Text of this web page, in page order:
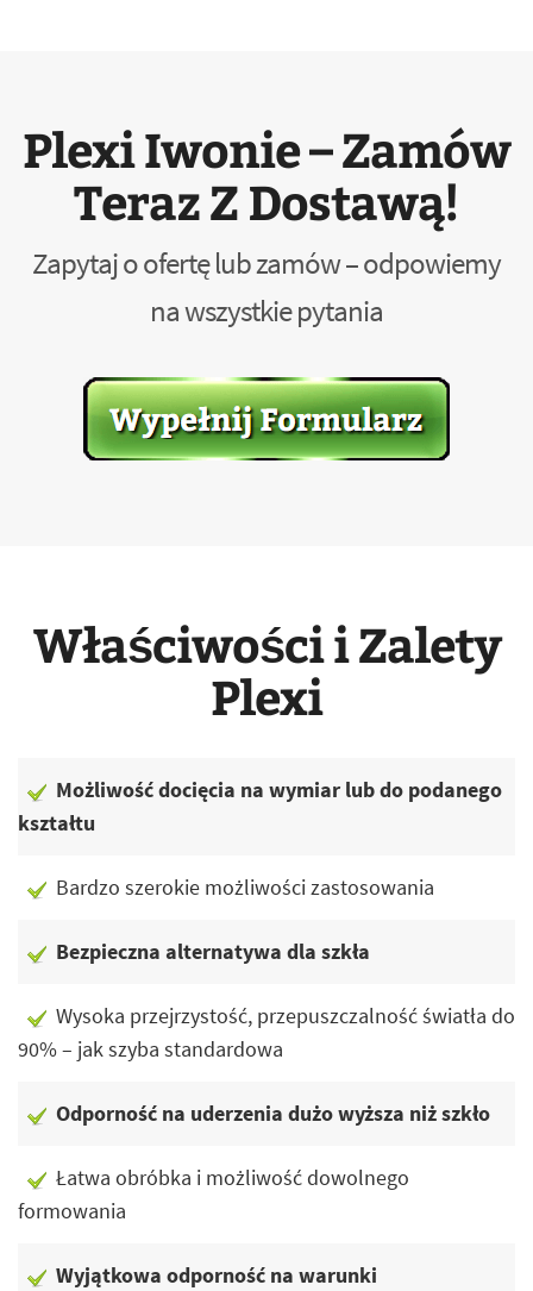
Plexi Iwonie – Zamów
Teraz Z Dostawą!
Zapytaj o ofertę lub zamów – odpowiemy
na wszystkie pytania
Właściwości i Zalety
Plexi
Możliwość docięcia na wymiar lub do podanego
kształtu
Bardzo szerokie możliwości zastosowania
Bezpieczna alternatywa dla szkła
Wysoka przejrzystość, przepuszczalność światła do
90% – jak szyba standardowa
Odporność na uderzenia dużo wyższa niż szkło
Łatwa obróbka i możliwość dowolnego
formowania
Wyjątkowa odporność na warunki